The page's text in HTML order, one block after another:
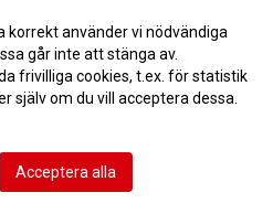
Lions
2014-01-29 17:07
2014-01-28 13:18
2014-01-27 14:12
1
korrekt använder vi nödvändiga
går inte att stänga av.
frivilliga cookies, t.ex. för statistik
själv om du vill acceptera dessa.
Acceptera alla